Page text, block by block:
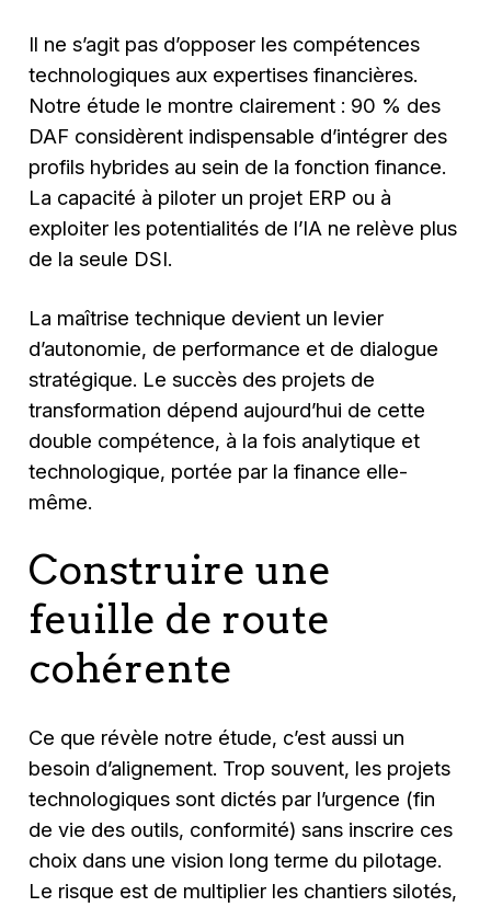
Il ne s’agit pas d’opposer les compétences
technologiques aux expertises financières.
Notre étude le montre clairement : 90 % des
DAF considèrent indispensable d’intégrer des
profils hybrides au sein de la fonction finance.
La capacité à piloter un projet ERP ou à
exploiter les potentialités de l’IA ne relève plus
de la seule DSI.
La maîtrise technique devient un levier
d’autonomie, de performance et de dialogue
stratégique. Le succès des projets de
transformation dépend aujourd’hui de cette
double compétence, à la fois analytique et
technologique, portée par la finance elle-
même.
Construire une
feuille de route
cohérente
Ce que révèle notre étude, c’est aussi un
besoin d’alignement. Trop souvent, les projets
technologiques sont dictés par l’urgence (fin
de vie des outils, conformité) sans inscrire ces
choix dans une vision long terme du pilotage.
Le risque est de multiplier les chantiers silotés,